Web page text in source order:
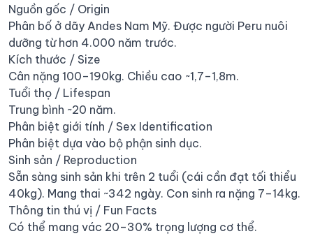
Nguồn gốc / Origin
Phân bố ở dãy Andes Nam Mỹ. Được người Peru nuôi
dưỡng từ hơn 4.000 năm trước.
Kích thước / Size
Cân nặng 100–190kg. Chiều cao ~1,7–1,8m.
Tuổi thọ / Lifespan
Trung bình ~20 năm.
Phân biệt giới tính / Sex Identification
Phân biệt dựa vào bộ phận sinh dục.
Sinh sản / Reproduction
Sẵn sàng sinh sản khi trên 2 tuổi (cái cần đạt tối thiểu
40kg). Mang thai ~342 ngày. Con sinh ra nặng 7–14kg.
Thông tin thú vị / Fun Facts
Có thể mang vác 20–30% trọng lượng cơ thể.